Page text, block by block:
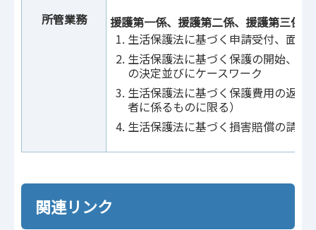
所管業務
援護第一係、援護第二係、援護第三係
生活保護法に基づく申請受付、面接
生活保護法に基づく保護の開始、変
の決定並びにケースワーク
生活保護法に基づく保護費用の返還
者に係るものに限る）
生活保護法に基づく損害賠償の請求
関連リンク